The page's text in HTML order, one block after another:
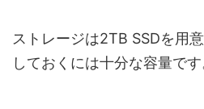
ストレージは2TB SSDを用
しておくには十分な容量です